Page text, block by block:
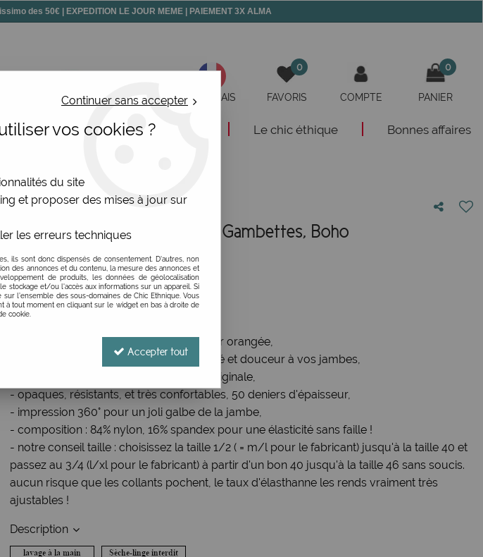
des 50€ | EXPEDITION LE JOUR MEME | PAIEMENT 3X ALMA
FRANÇAIS
0
FAVORIS COMPTE
0
PANIER
Bijoux Nouveautés Le chic éthique Bonnes affaires
Collants imprimés rouges Lili Gambettes, Boho
1Avis Donnez votre avis
27,50 €TTC
Collants poétique Lili Gambettes, couleur orangée,
- un effet garanti pour apporter originalité et douceur à vos jambes,
- parfait pour vous garantir une tenue originale,
- opaques, résistants, et très confortables, 50 deniers d'épaisseur,
- impression 360° pour un joli galbe de la jambe,
- composition : 84% nylon, 16% spandex pour une élasticité sans faille !
- notre conseil taille : choisissez la taille 1/2 ( = m/l pour le fabricant) jusqu'à la taille 40 et
passez au 3/4 (l/xl pour le fabricant) à partir d'un bon 40 jusqu'à la taille 46 sans soucis.
aucun risque que les collants pochent, le taux d'élasthanne les rends vraiment très
ajustables !
Description
Continuer sans accepter
vos cookies ?
du site
et proposer des mises à jour sur
les erreurs techniques
ils sont donc dispensés de consentement. D'autres, non
des annonces et du contenu, la mesure des annonces et
de produits, les données de géolocalisation
stockage et/ou l'accès aux informations sur un appareil. Si
l’ensemble des sous-domaines de Chic Ethnique. Vous
à tout moment en cliquant sur le widget en bas à droite de
cookie.
Accepter tout